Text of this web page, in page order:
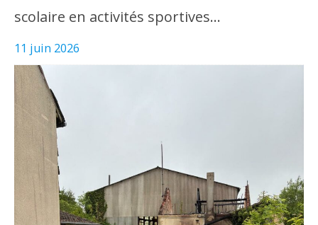
scolaire en activités sportives…
11 juin 2026